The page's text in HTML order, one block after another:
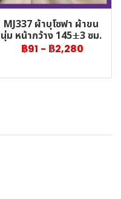
MJ337 ผ้าบุโซฟา ผ้าขน
นุ่ม หน้ากว้าง 145±3 ซม.
฿91 - ฿2,280